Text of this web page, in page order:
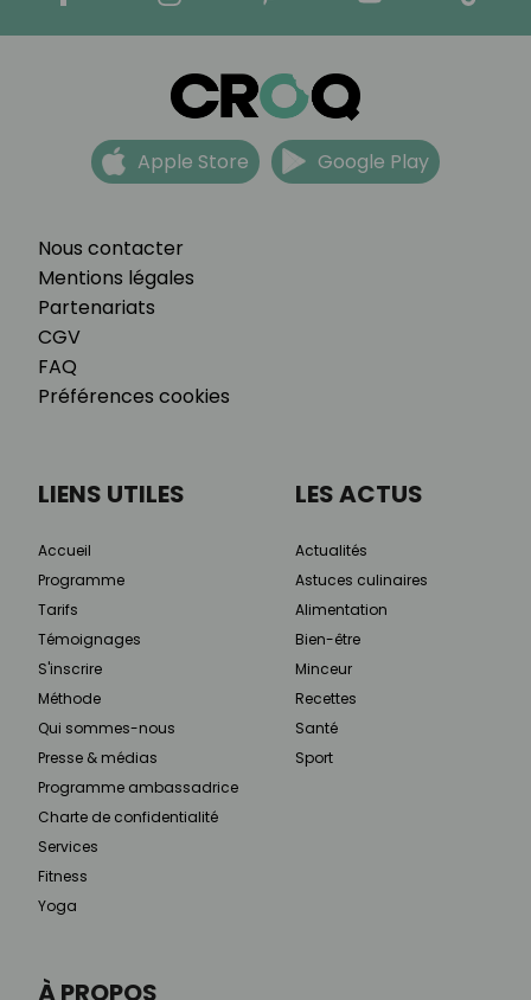
Nous contacter
Mentions légales
Partenariats
CGV
FAQ
Préférences cookies
Apple Store Google Play
À PROPOS
LIENS UTILES
Accueil
Programme
Tarifs
Témoignages
S'inscrire
Méthode
Qui sommes-nous
Presse & médias
Programme ambassadrice
Charte de confidentialité
Services
Fitness
Yoga
LES ACTUS
Actualités
Astuces culinaires
Alimentation
Bien-être
Minceur
Recettes
Santé
Sport